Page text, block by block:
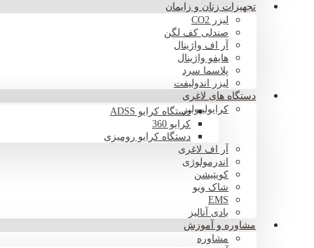
تجهیزات زنان و زایمان
لیزر CO2
صندلی کف لگن
آر اف واژینال
هایفو واژینال
پلاسما سرد
لیزر اندولیفت
دستگاه های لاغری
کرایولیپولیزدستگاه کرایو ADSS
کرایو 360
دستگاه کرایو رومیزی
آر اف لاغری
اندرمولوژی
کویتیشن
شاک ویو
EMS
بادی آنالیز
مشاوره و آموزش
مشاوره